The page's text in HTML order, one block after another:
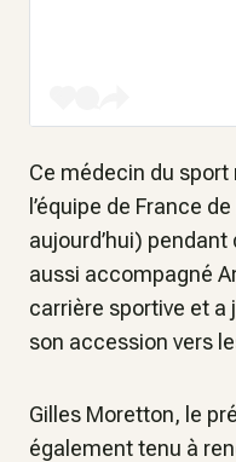
Ce médecin du
l’équipe de France
aujourd’hui)
aussi accompagné
carrière sportive et a
son accession vers
Gilles Moretton, le
également tenu à